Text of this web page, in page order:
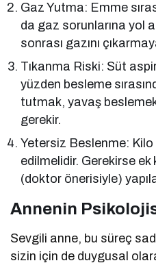
Gaz Yutma: Emme
da gaz sorunlarına yol
sonrası gazını
Tıkanma Riski: Süt
yüzden besleme
tutmak, yavaş beslemek
gerekir.
Yetersiz Beslenme: Kilo
edilmelidir. Gerekirse
(doktor önerisiyle)
Annenin
Sevgili anne, bu süreç
sizin için de duygusal